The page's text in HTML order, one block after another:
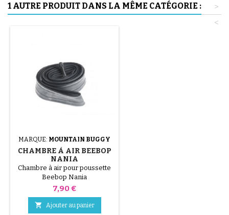
1 AUTRE PRODUIT DANS LA MÊME CATÉGORIE :
>
<
MARQUE: MOUNTAIN BUGGY
CHAMBRE À AIR BEEBOP
NANIA
Chambre à air pour poussette
Beebop Nania
Prix
7,90 €
 Ajouter au panier